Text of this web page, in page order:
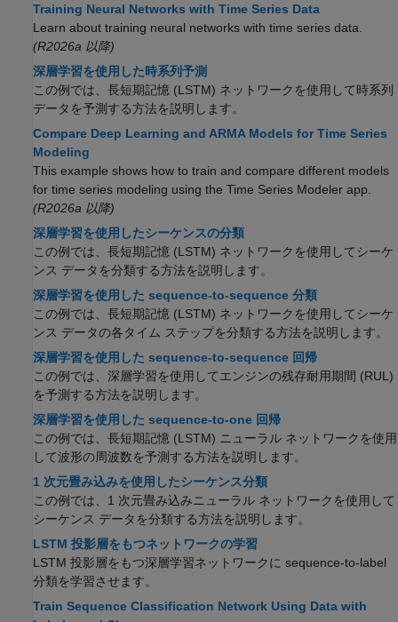
Training Neural Networks with Time Series Data
Learn about training neural networks with time series data.
(R2026a 以降)
深層学習を使用した時系列予測
この例では、長短期記憶 (LSTM) ネットワークを使用して時系列
データを予測する方法を説明します。
Compare Deep Learning and ARMA Models for Time Series
Modeling
This example shows how to train and compare different models
for time series modeling using the Time Series Modeler app.
(R2026a 以降)
深層学習を使用したシーケンスの分類
この例では、長短期記憶 (LSTM) ネットワークを使用してシーケ
ンス データを分類する方法を説明します。
深層学習を使用した sequence-to-sequence 分類
この例では、長短期記憶 (LSTM) ネットワークを使用してシーケ
ンス データの各タイム ステップを分類する方法を説明します。
深層学習を使用した sequence-to-sequence 回帰
この例では、深層学習を使用してエンジンの残存耐用期間 (RUL)
を予測する方法を説明します。
深層学習を使用した sequence-to-one 回帰
この例では、長短期記憶 (LSTM) ニューラル ネットワークを使用
して波形の周波数を予測する方法を説明します。
1 次元畳み込みを使用したシーケンス分類
この例では、1 次元畳み込みニューラル ネットワークを使用して
シーケンス データを分類する方法を説明します。
LSTM 投影層をもつネットワークの学習
LSTM 投影層をもつ深層学習ネットワークに sequence-to-label
分類を学習させます。
Train Sequence Classification Network Using Data with